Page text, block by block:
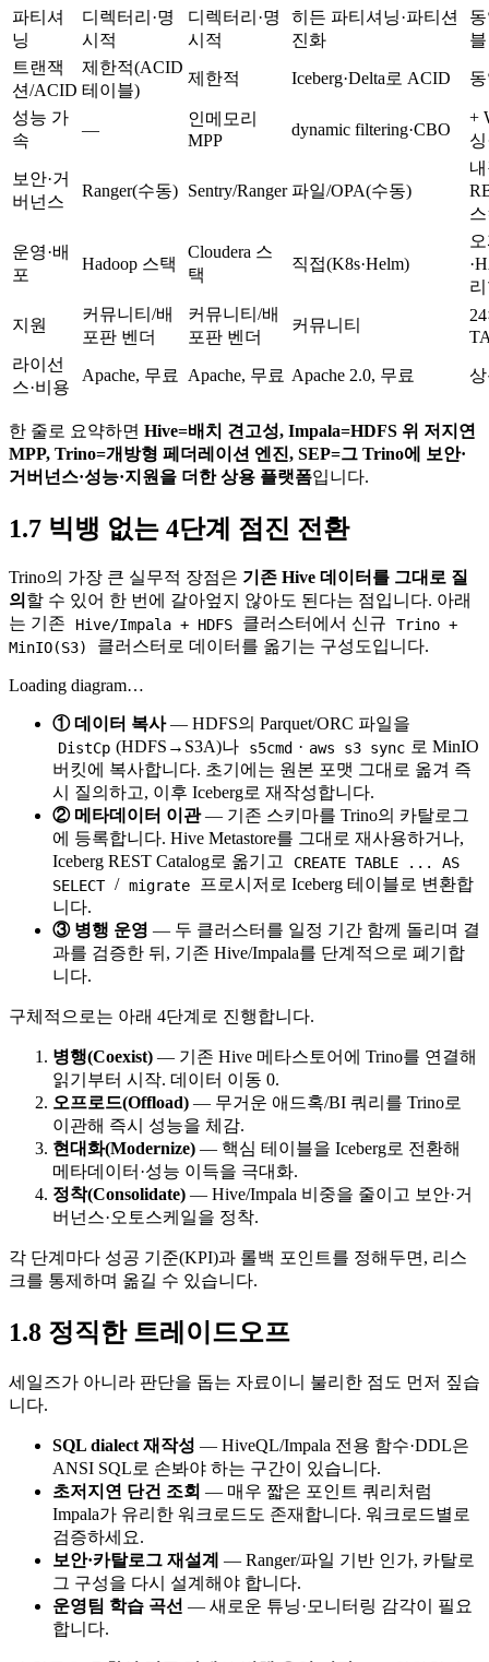
파티셔
닝
디렉터리·명
시적
디렉터리·명
시적
히든 파티셔닝·파티션
진화
트랜잭
션/ACID
제한적(ACID
테이블)
제한적 Iceberg·Delta로 ACID
성능 가
속
—
인메모리
MPP
dynamic filtering·CBO
+
보안·거
버넌스
Ranger(수동) Sentry/Ranger 파일/OPA(수동)
운영·배
포
Hadoop 스택
Cloudera 스
택
직접(K8s·Helm)
지원
커뮤니티/배
포판 벤더
커뮤니티/배
포판 벤더
커뮤니티
라이선
스·비용
Apache, 무료 Apache, 무료 Apache 2.0, 무료
한 줄로 요약하면 Hive=배치 견고성, Impala=HDFS 위 저지연
MPP, Trino=개방형 페더레이션 엔진, SEP=그 Trino에 보안·
거버넌스·성능·지원을 더한 상용 플랫폼입니다.
1.7 빅뱅 없는 4단계 점진 전환
Trino의 가장 큰 실무적 장점은 기존 Hive 데이터를 그대로 질
의 할 수 있어 한 번에 갈아엎지 않아도 된다는 점입니다. 아래
는 기존
Hive/Impala + HDFS 클러스터에서 신규
Trino +
MinIO(S3)
클러스터로 데이터를 옮기는 구성도입니다.
Loading diagram…
① 데이터 복사— HDFS의 Parquet/ORC 파일을
DistCp (HDFS→S3A)나 s5cmd · aws s3 sync 로 MinIO
버킷에 복사합니다. 초기에는 원본 포맷 그대로 옮겨 즉
시 질의하고, 이후 Iceberg로 재작성합니다.
② 메타데이터 이관— 기존 스키마를 Trino의 카탈로그
에 등록합니다. Hive Metastore를 그대로 재사용하거나,
Iceberg REST Catalog로 옮기고
CREATE TABLE ... AS
SELECT / migrate
프로시저로 Iceberg 테이블로 변환합
니다.
③ 병행 운영 — 두 클러스터를 일정 기간 함께 돌리며 결
과를 검증한 뒤, 기존 Hive/Impala를 단계적으로 폐기합
니다.
구체적으로는 아래 4단계로 진행합니다.
병행(Coexist) — 기존 Hive 메타스토어에 Trino를 연결해
읽기부터 시작. 데이터 이동 0.
오프로드(Offload) — 무거운 애드혹/BI 쿼리를 Trino로
이관해 즉시 성능을 체감.
현대화(Modernize) — 핵심 테이블을 Iceberg로 전환해
메타데이터·성능 이득을 극대화.
정착(Consolidate) — Hive/Impala 비중을 줄이고 보안·거
버넌스·오토스케일을 정착.
각 단계마다 성공 기준(KPI)과 롤백 포인트를 정해두면, 리스
크를 통제하며 옮길 수 있습니다.
1.8 정직한 트레이드오프
세일즈가 아니라 판단을 돕는 자료이니 불리한 점도 먼저 짚습
니다.
SQL dialect 재작성 — HiveQL/Impala 전용 함수·DDL은
ANSI SQL로 손봐야 하는 구간이 있습니다.
초저지연 단건 조회 — 매우 짧은 포인트 쿼리처럼
Impala가 유리한 워크로드도 존재합니다. 워크로드별로
검증하세요.
보안·카탈로그 재설계 — Ranger/파일 기반 인가, 카탈로
그 구성을 다시 설계해야 합니다.
운영팀 학습 곡선 — 새로운 튜닝·모니터링 감각이 필요
합니다.